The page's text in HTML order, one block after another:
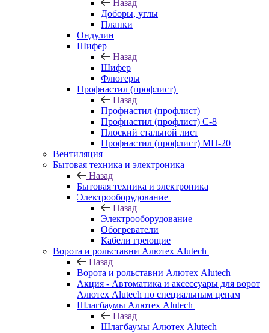
Назад
Доборы, углы
Планки
Ондулин
Шифер
Назад
Шифер
Флюгеры
Профнастил (профлист)
Назад
Профнастил (профлист)
Профнастил (профлист) С-8
Плоский стальной лист
Профнастил (профлист) МП-20
Вентиляция
Бытовая техника и электроника
Назад
Бытовая техника и электроника
Электрооборудование
Назад
Электрооборудование
Обогреватели
Кабели греющие
Ворота и рольставни Алютех Alutech
Назад
Ворота и рольставни Алютех Alutech
Акция - Автоматика и аксессуары для ворот
Алютех Alutech по специальным ценам
Шлагбаумы Алютех Alutech
Назад
Шлагбаумы Алютех Alutech